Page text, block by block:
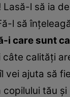
l să ia
l să
i care sunt
calităţi
vei ajuta să
tău